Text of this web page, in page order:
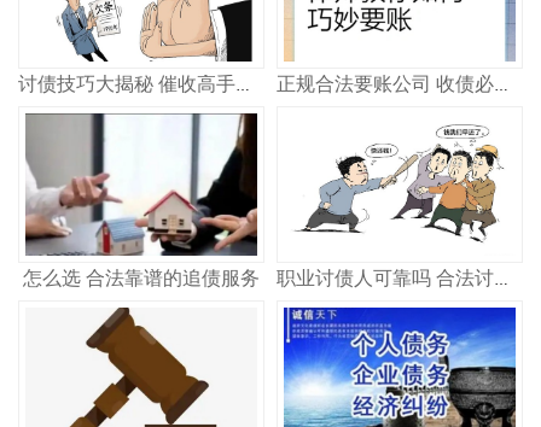
讨债技巧大揭秘 催收高手教你轻松追回欠款 正规合法要账公司 收债必看指南
怎么选 合法靠谱的追债服务 职业讨债人可靠吗 合法讨债公司怎么选